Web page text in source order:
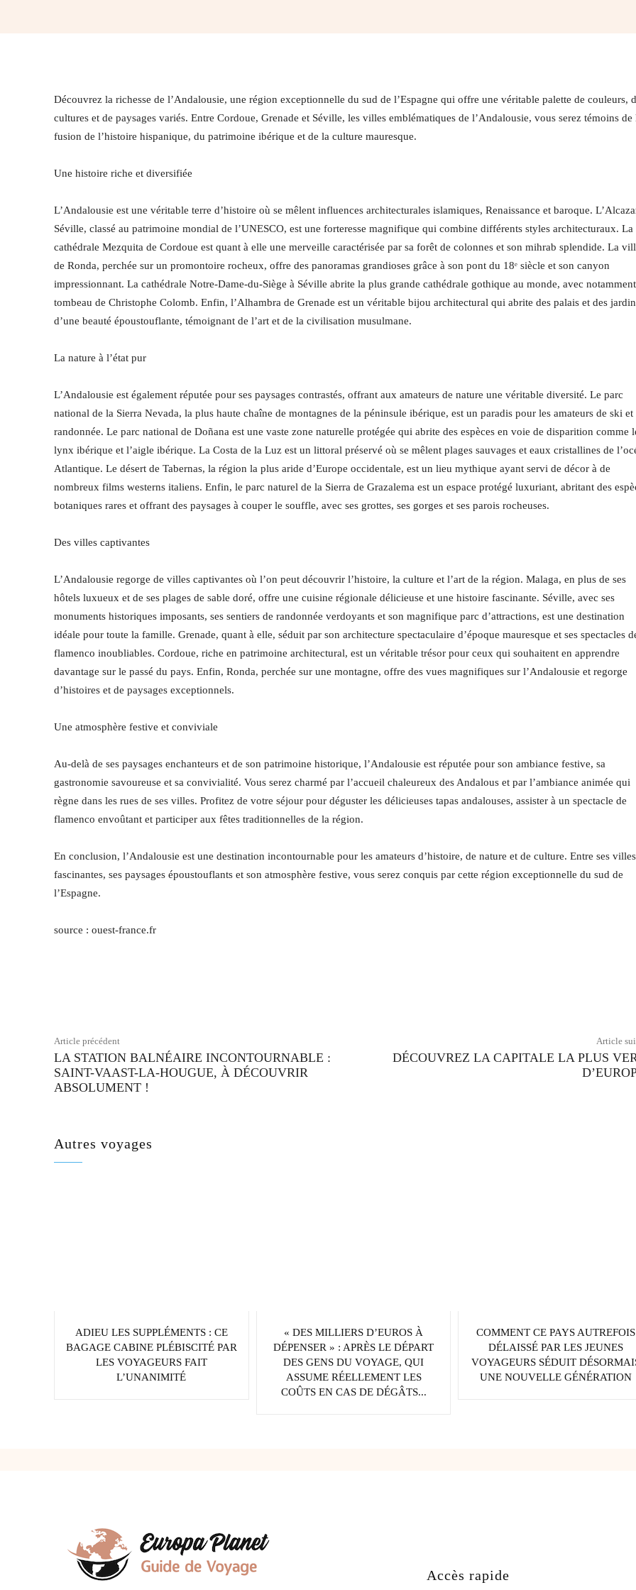
Découvrez la richesse de l’Andalousie, une région exceptionnelle du sud de l’Espagne qui offre une véritable palette de couleurs,
cultures et de paysages variés. Entre Cordoue, Grenade et Séville, les villes emblématiques de l’Andalousie, vous serez témoins de
fusion de l’histoire hispanique, du patrimoine ibérique et de la culture mauresque.
Une histoire riche et diversifiée
L’Andalousie est une véritable terre d’histoire où se mêlent influences architecturales islamiques, Renaissance et baroque.
Séville, classé au patrimoine mondial de l’UNESCO, est une forteresse magnifique qui combine différents styles architecturaux. La
cathédrale Mezquita de Cordoue est quant à elle une merveille caractérisée par sa forêt de colonnes et son mihrab splendide. La
de Ronda, perchée sur un promontoire rocheux, offre des panoramas grandioses grâce à son pont du 18ᵉ siècle et son canyon
impressionnant. La cathédrale Notre-Dame-du-Siège à Séville abrite la plus grande cathédrale gothique au monde, avec
tombeau de Christophe Colomb. Enfin, l’Alhambra de Grenade est un véritable bijou architectural qui abrite des palais et des
d’une beauté époustouflante, témoignant de l’art et de la civilisation musulmane.
La nature à l’état pur
L’Andalousie est également réputée pour ses paysages contrastés, offrant aux amateurs de nature une véritable diversité. Le parc
national de la Sierra Nevada, la plus haute chaîne de montagnes de la péninsule ibérique, est un paradis pour les amateurs de ski et
randonnée. Le parc national de Doñana est une vaste zone naturelle protégée qui abrite des espèces en voie de disparition comme
lynx ibérique et l’aigle ibérique. La Costa de la Luz est un littoral préservé où se mêlent plages sauvages et eaux cristallines de
Atlantique. Le désert de Tabernas, la région la plus aride d’Europe occidentale, est un lieu mythique ayant servi de décor à de
nombreux films westerns italiens. Enfin, le parc naturel de la Sierra de Grazalema est un espace protégé luxuriant, abritant des
botaniques rares et offrant des paysages à couper le souffle, avec ses grottes, ses gorges et ses parois rocheuses.
Des villes captivantes
L’Andalousie regorge de villes captivantes où l’on peut découvrir l’histoire, la culture et l’art de la région. Malaga, en plus de ses
hôtels luxueux et de ses plages de sable doré, offre une cuisine régionale délicieuse et une histoire fascinante. Séville, avec ses
monuments historiques imposants, ses sentiers de randonnée verdoyants et son magnifique parc d’attractions, est une destination
idéale pour toute la famille. Grenade, quant à elle, séduit par son architecture spectaculaire d’époque mauresque et ses spectacles
flamenco inoubliables. Cordoue, riche en patrimoine architectural, est un véritable trésor pour ceux qui souhaitent en apprendre
davantage sur le passé du pays. Enfin, Ronda, perchée sur une montagne, offre des vues magnifiques sur l’Andalousie et regorge
d’histoires et de paysages exceptionnels.
Une atmosphère festive et conviviale
Au-delà de ses paysages enchanteurs et de son patrimoine historique, l’Andalousie est réputée pour son ambiance festive, sa
gastronomie savoureuse et sa convivialité. Vous serez charmé par l’accueil chaleureux des Andalous et par l’ambiance animée qui
règne dans les rues de ses villes. Profitez de votre séjour pour déguster les délicieuses tapas andalouses, assister à un spectacle de
flamenco envoûtant et participer aux fêtes traditionnelles de la région.
En conclusion, l’Andalousie est une destination incontournable pour les amateurs d’histoire, de nature et de culture. Entre ses villes
fascinantes, ses paysages époustouflants et son atmosphère festive, vous serez conquis par cette région exceptionnelle du sud de
l’Espagne.
source : ouest-france.fr
Article précédent
LA STATION BALNÉAIRE INCONTOURNABLE :
SAINT-VAAST-LA-HOUGUE, À DÉCOUVRIR
ABSOLUMENT !
Article
DÉCOUVREZ LA CAPITALE LA PLUS
Autres voyages
ADIEU LES SUPPLÉMENTS : CE
BAGAGE CABINE PLÉBISCITÉ PAR
LES VOYAGEURS FAIT
L’UNANIMITÉ
« DES MILLIERS D’EUROS À
DÉPENSER » : APRÈS LE DÉPART
DES GENS DU VOYAGE, QUI
ASSUME RÉELLEMENT LES
COÛTS EN CAS DE DÉGÂTS...
COMMENT CE PAYS AUTREFOIS
DÉLAISSÉ PAR LES JEUNES
VOYAGEURS SÉDUIT
UNE NOUVELLE GÉNÉRATION
Accès rapide